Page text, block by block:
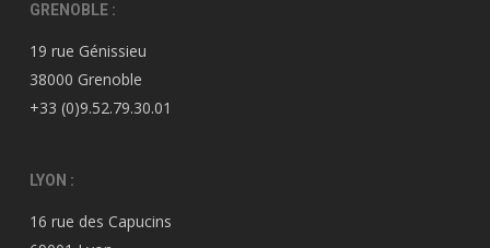
GRENOBLE :
19 rue Génissieu
38000 Grenoble
+33 (0)9.52.79.30.01
LYON :
16 rue des Capucins